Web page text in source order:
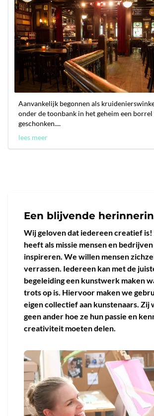
Aanvankelijk begonnen als
onder de toonbank in het geheim een
geschonken....
lees meer
Een blijvende
Wij geloven dat iedereen creatief
heeft als missie mensen en
inspireren. We willen mensen
verrassen. Iedereen kan met de
begeleiding een kunstwerk maken
trots op is. Hiervoor maken we
eigen collectief aan kunstenaars. Zij
geen ander hoe ze hun passie en
creativiteit moeten delen.